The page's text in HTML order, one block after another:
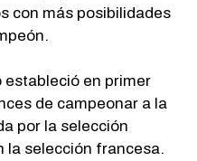
con más posibilidades
estableció en primer
de campeonar a la
por la selección
la selección francesa.